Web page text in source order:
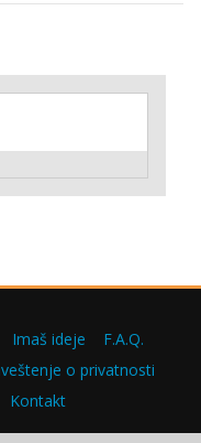
Imaš ideje
F.A.Q.
o privatnosti
Kontakt